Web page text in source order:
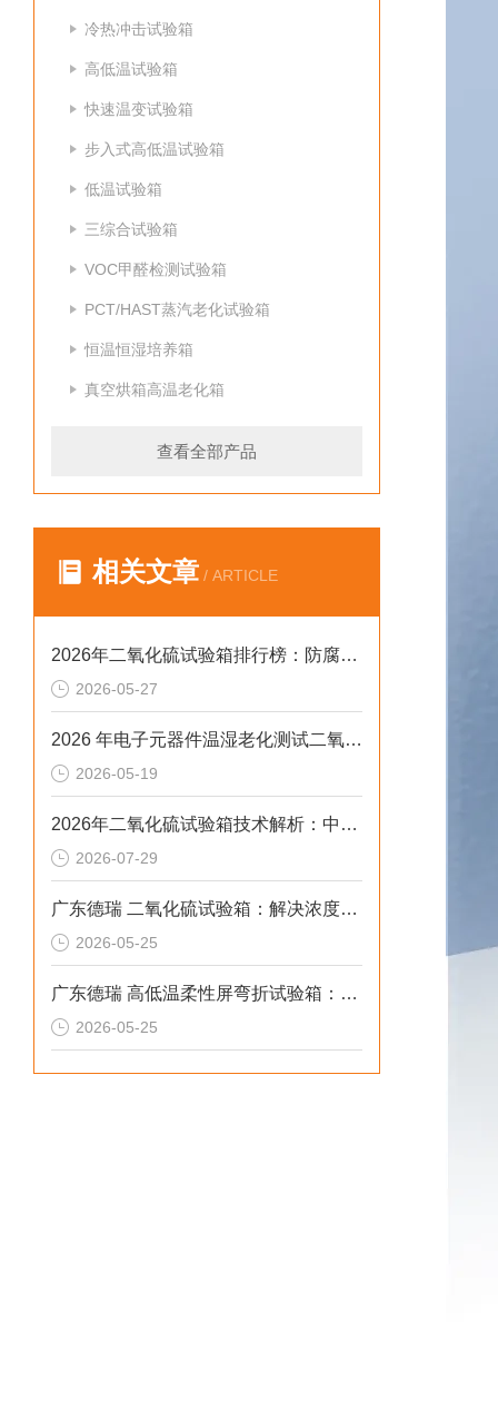
冷热冲击试验箱
高低温试验箱
快速温变试验箱
步入式高低温试验箱
低温试验箱
三综合试验箱
VOC甲醛检测试验箱
PCT/HAST蒸汽老化试验箱
恒温恒湿培养箱
真空烘箱高温老化箱
查看全部产品
相关文章 / ARTICLE
2026年二氧化硫试验箱排行榜：防腐蚀检测设备采购避坑指南
2026-05-27
2026 年电子元器件温湿老化测试二氧化硫试验箱排行榜
2026-05-19
2026年二氧化硫试验箱技术解析：中小场景的高合规选型参考
2026-07-29
广东德瑞 二氧化硫试验箱：解决浓度漂移与腐蚀数据失真的2026选型标准
2026-05-25
广东德瑞 高低温柔性屏弯折试验箱：解决温变弯折开裂 2026选型标准
2026-05-25